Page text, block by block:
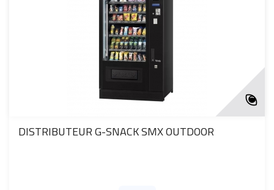
DISTRIBUTEUR G-SNACK SMX OUTDOOR